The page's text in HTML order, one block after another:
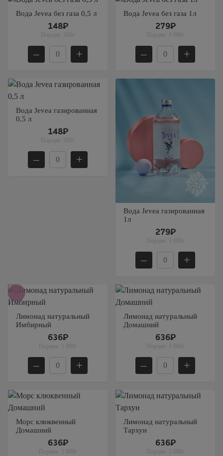
На 25 человек
На 60 человек
На новый год
На 23 февраля
На 8 марта
На выпускной
На съемки
Долгопрудный
Железнодорожный
Жуковский
Раменское
Щелково
Услуги и предоплата
Вода Jevea без газа 0,5 л
148₽
Порция: 500г
– +
Вода Jevea без газа 1л
279₽
Порция: 1 000г
– +
Вода Jevea газированная
0,5 л
148₽
Порция: 500г
– +
Вода Jevea газированная
1л
279₽
Порция: 1 000г
– +
Лимонад натуральный
Имбирный
636₽
Порция: 1 000г
– +
Лимонад натуральный
Домашний
636₽
Порция: 1 000г
– +
Морс клюквенный
Домашний
636₽
Порция: 1 000г
Лимонад натуральный
Тархун
636₽
Порция: 1 000г